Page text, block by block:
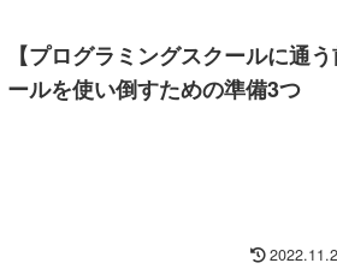
【プログラミングスクールに通
ールを使い倒すための準備3つ